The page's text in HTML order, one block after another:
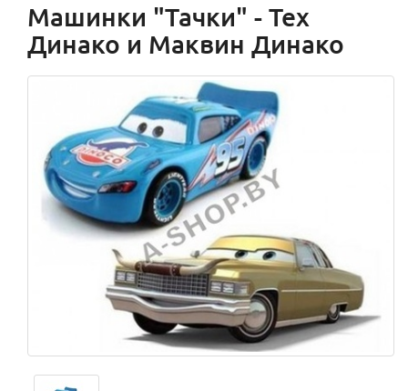
Машинки "Тачки" - Тех
Динако и Маквин Динако